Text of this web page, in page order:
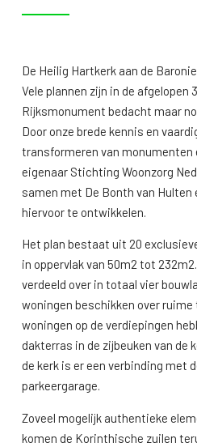
De Heilig Hartkerk aan de
Vele plannen zijn in de afgelopen
Rijksmonument bedacht maar
Door onze brede kennis en
transformeren van monumenten
eigenaar Stichting Woonzorg
samen met De Bonth van Hulten
hiervoor te ontwikkelen.
Het plan bestaat uit 20
in oppervlak van 50m2 tot
verdeeld over in totaal vier
woningen beschikken over
woningen op de verdiepingen
dakterras in de zijbeuken van de
de kerk is er een verbinding met
parkeergarage.
Zoveel mogelijk authentieke
komen de Korinthische zuilen